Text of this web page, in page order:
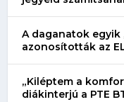
A daganatok egyik
azonosították az
„Kiléptem a
diákinterjú a PTE